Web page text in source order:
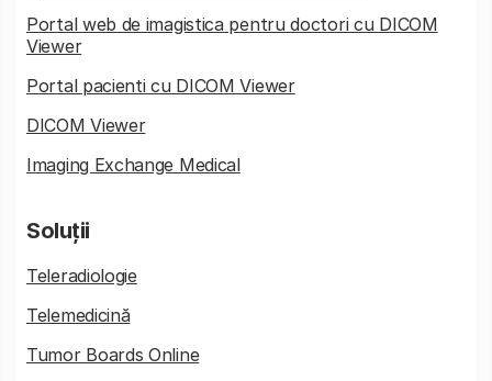
Portal web de imagistica pentru doctori cu DICOM
Viewer
Portal pacienti cu DICOM Viewer
DICOM Viewer
Imaging Exchange Medical
Soluții
Teleradiologie
Telemedicină
Tumor Boards Online